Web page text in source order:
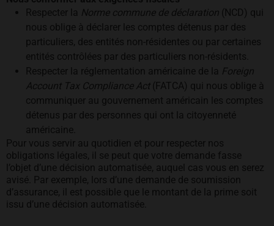
Respecter la Norme commune de déclaration (NCD) qui
nous oblige à déclarer les comptes détenus par des
particuliers, des entités non-résidentes ou par certaines
entités contrôlées par des particuliers non-résidents.
Respecter la réglementation américaine de la Foreign
Account Tax Compliance Act (FATCA) qui nous oblige à
communiquer au gouvernement américain les comptes
détenus par des personnes qui ont la citoyenneté
américaine.
Pour vous servir au quotidien et pour respecter nos
obligations légales, il se peut que votre demande fasse
l’objet d’une décision automatisée, auquel cas vous en serez
avisé. Par exemple, lors d’une demande de soumission
d’assurance, il est possible que le montant de la prime soit
issu d’une décision automatisée.